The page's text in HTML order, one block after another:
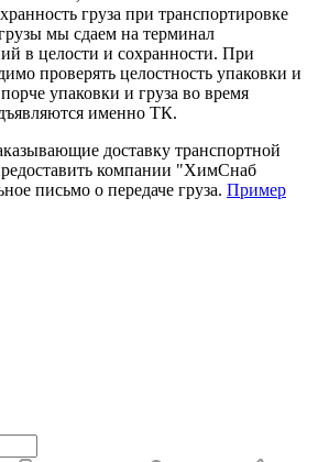
груза при транспортировке
мы сдаем на терминал
в целости и сохранности. При
проверять целостность упаковки и
упаковки и груза во время
именно ТК.
доставку транспортной
компании "ХимСнаб
письмо о передаче груза. Пример